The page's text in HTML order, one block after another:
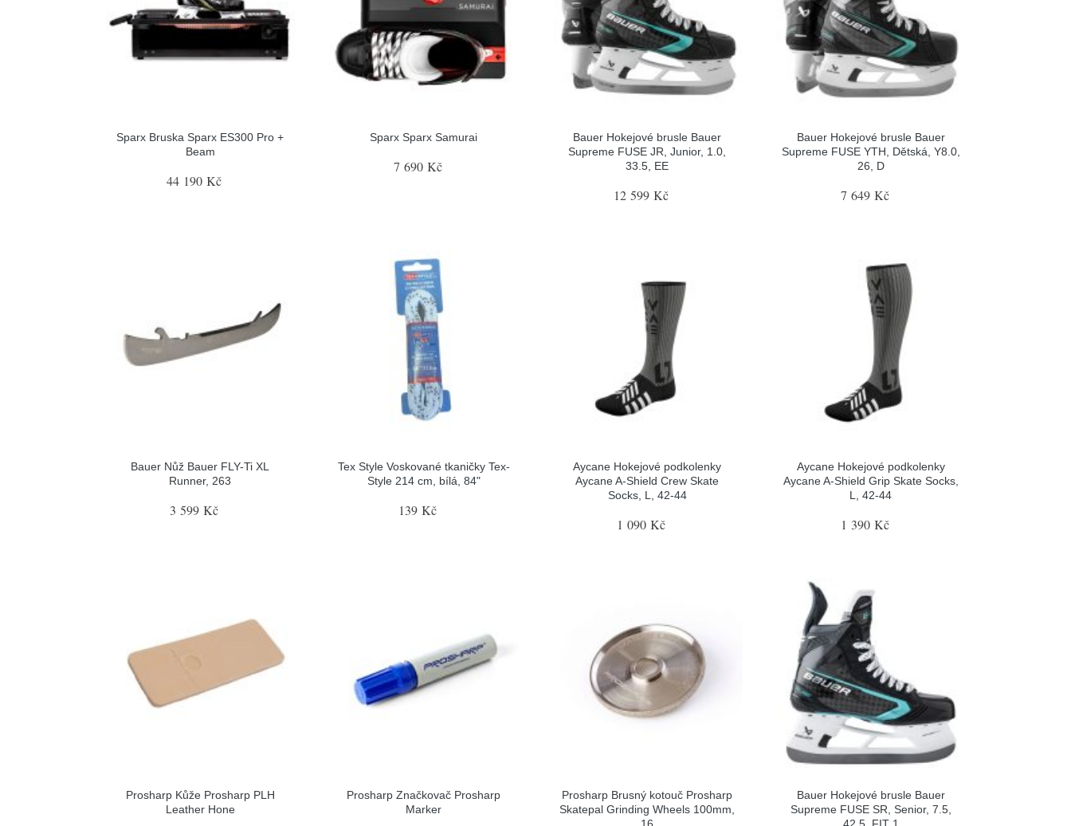
Sparx Bruska Sparx ES300 Pro +
Beam
44 190 Kč
Sparx Sparx Samurai
7 690 Kč
Bauer Hokejové brusle Bauer
Supreme FUSE JR, Junior, 1.0,
33.5, EE
12 599 Kč
Bauer Hokejové brusle Bauer
Supreme FUSE YTH, Dětská, Y8.0,
26, D
7 649 Kč
Bauer Nůž Bauer FLY-Ti XL
Runner, 263
3 599 Kč
Tex Style Voskované tkaničky Tex-
Style 214 cm, bílá, 84"
139 Kč
Aycane Hokejové podkolenky
Aycane A-Shield Crew Skate
Socks, L, 42-44
1 090 Kč
Aycane Hokejové podkolenky
Aycane A-Shield Grip Skate Socks,
L, 42-44
1 390 Kč
Prosharp Kůže Prosharp PLH
Leather Hone
Prosharp Značkovač Prosharp
Marker
Prosharp Brusný kotouč Prosharp
Skatepal Grinding Wheels 100mm,
Bauer Hokejové brusle Bauer
Supreme FUSE SR, Senior, 7.5,